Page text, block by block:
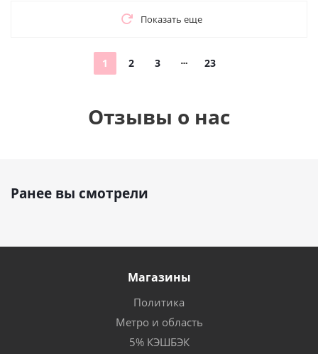
Показать еще
1 2 3 23
Отзывы о нас
Ранее вы смотрели
Магазины
Политика
Метро и область
5% КЭШБЭК